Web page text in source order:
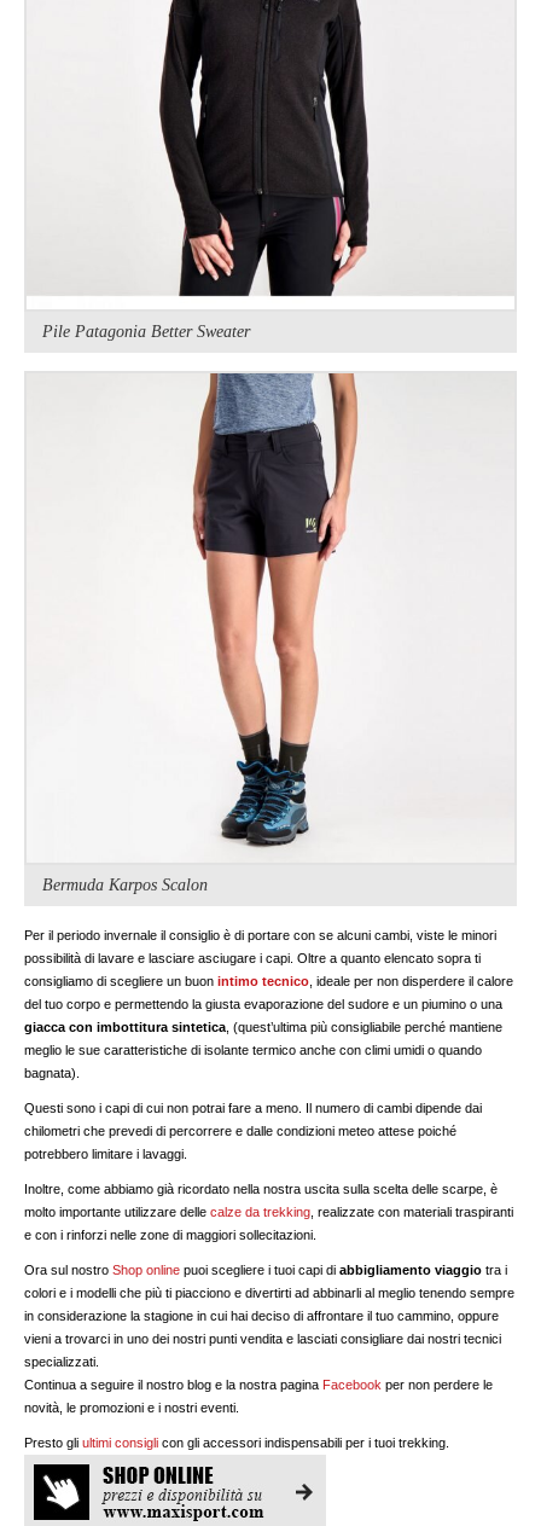
Pile Patagonia Better Sweater
Bermuda Karpos Scalon
Per il periodo invernale il consiglio è di portare con se alcuni cambi, viste le minori
possibilità di lavare e lasciare asciugare i capi. Oltre a quanto elencato sopra ti
consigliamo di scegliere un buonintimo tecnico , ideale per non disperdere il calore
del tuo corpo e permettendo la giusta evaporazione del sudore e un piumino o una
giacca con imbottitura sintetica , (quest’ultima più consigliabile perché mantiene
meglio le sue caratteristiche di isolante termico anche con climi umidi o quando
bagnata).
Questi sono i capi di cui non potrai fare a meno. Il numero di cambi dipende dai
chilometri che prevedi di percorrere e dalle condizioni meteo attese poiché
potrebbero limitare i lavaggi.
Inoltre, come abbiamo già ricordato nella nostra uscita sulla scelta delle scarpe, è
molto importante utilizzare dellecalze da trekking , realizzate con materiali traspiranti
e con i rinforzi nelle zone di maggiori sollecitazioni.
Ora sul nostroShop online puoi scegliere i tuoi capi diabbigliamento viaggio tra i
colori e i modelli che più ti piacciono e divertirti ad abbinarli al meglio tenendo sempre
in considerazione la stagione in cui hai deciso di affrontare il tuo cammino, oppure
vieni a trovarci in uno dei nostri punti vendita e lasciati consigliare dai nostri tecnici
specializzati.
Continua a seguire il nostro blog e la nostra pagina Facebook per non perdere le
novità, le promozioni e i nostri eventi.
Presto gli ultimi consiglicon gli accessori indispensabili per i tuoi trekking.